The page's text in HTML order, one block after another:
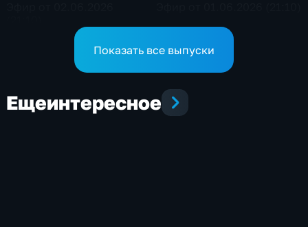
Показать все выпуски
Ещеинтересное